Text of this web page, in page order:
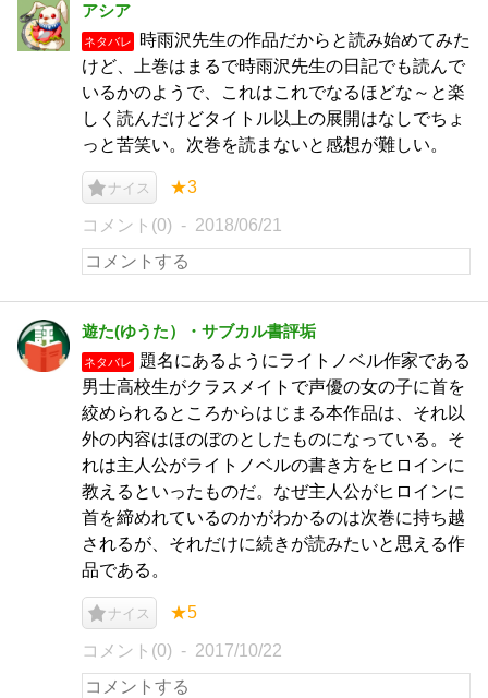
アシア
ネタバレ
時雨沢先生の作品だからと読み始めてみた
けど、上巻はまるで時雨沢先生の日記でも読んで
いるかのようで、これはこれでなるほどな～と楽
しく読んだけどタイトル以上の展開はなしでちょ
っと苦笑い。次巻を読まないと感想が難しい。
ナイス ★3
コメント(0) 2018/06/21
遊た(ゆうた）・サブカル書評垢
ネタバレ
題名にあるようにライトノベル作家である
男士高校生がクラスメイトで声優の女の子に首を
絞められるところからはじまる本作品は、それ以
外の内容はほのぼのとしたものになっている。そ
れは主人公がライトノベルの書き方をヒロインに
教えるといったものだ。なぜ主人公がヒロインに
首を締めれているのかがわかるのは次巻に持ち越
されるが、それだけに続きが読みたいと思える作
品である。
ナイス ★5
コメント(0) 2017/10/22